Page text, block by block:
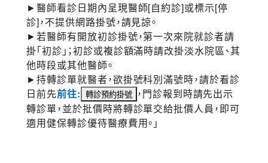
►醫師看診日期內呈現醫師[自約診]或標示[停
診]，不提供網路掛號，請見諒。
►若醫師有開放初診掛號，第一次來院就診者請
掛「初診」；初診或複診額滿時請改掛淡水院區、其
他時段或其他醫師。
►持轉診單就醫者，欲掛號科別滿號時，請於看診
日前先前往:
，門診報到時請先出示
轉診單，並於批價時將轉診單交給批價人員，即可
適用健保轉診優待醫療費用。」